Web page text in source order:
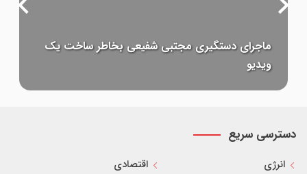
تشدید بحران آبی منطقه با تکمیل کانال قوش‌تپه
دسترسی سریع
انرژی
اقتصادی